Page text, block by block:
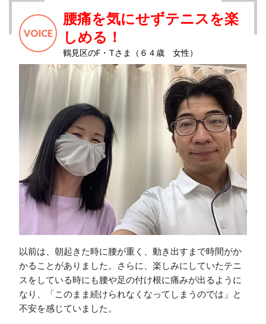
腰痛を気にせずテニスを楽
しめる！
鶴見区のF・Tさま（６４歳 女性）
以前は、朝起きた時に腰が重く、動き出すまで時間がか
かることがありました。さらに、楽しみにしていたテニ
スをしている時にも腰や足の付け根に痛みが出るように
なり、「このまま続けられなくなってしまうのでは」と
不安を感じていました。